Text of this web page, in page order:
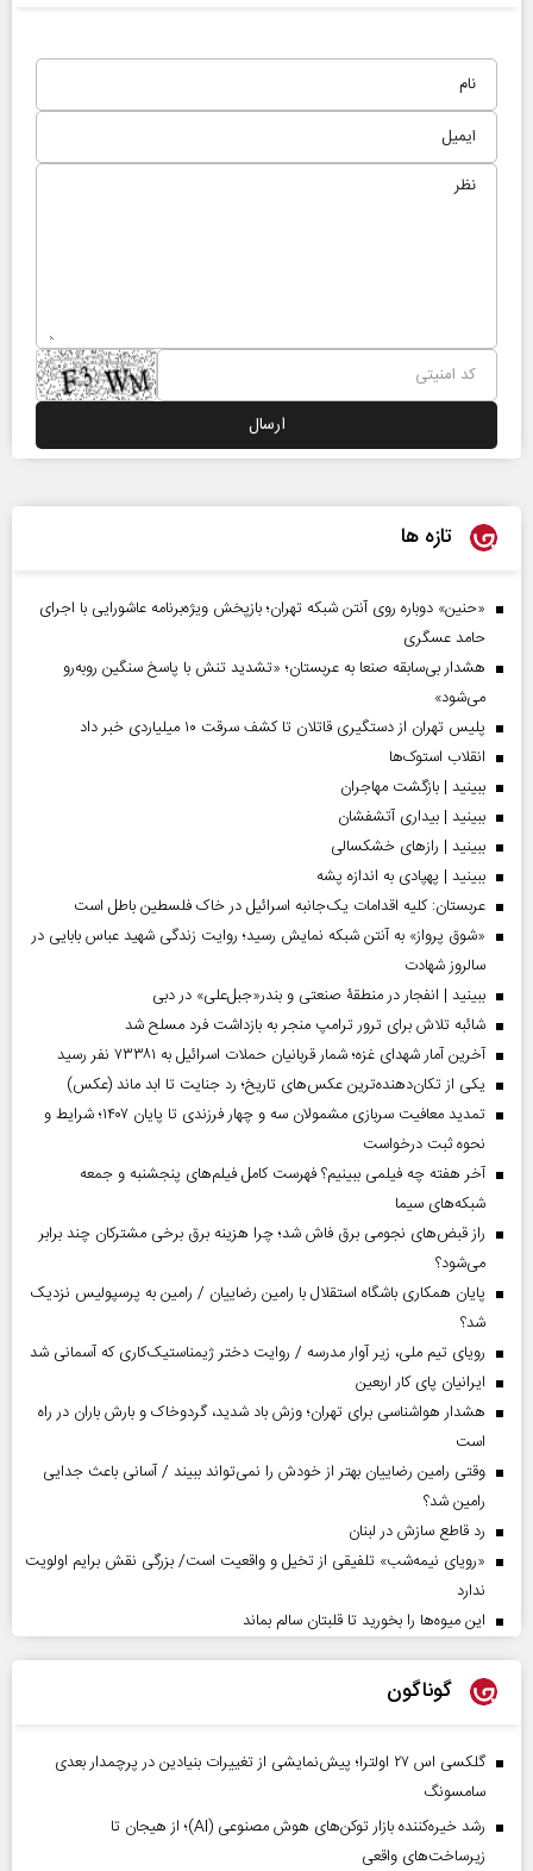
تازه ها
«حنین» دوباره روی آنتن شبکه تهران؛ بازپخش ویژه‌برنامه عاشورایی با اجرای
حامد عسگری
هشدار بی‌سابقه صنعا به عربستان؛ «تشدید تنش با پاسخ سنگین روبه‌رو
می‌شود»
پلیس تهران از دستگیری قاتلان تا کشف سرقت ۱۰ میلیاردی خبر داد
انقلاب استوک‌ها
ببینید | بازگشت مهاجران
ببینید | بیداری آتشفشان
ببینید | رازهای خشکسالی
ببینید | پهپادی به اندازه پشه
عربستان: کلیه اقدامات یک‌جانبه اسرائیل در خاک فلسطین باطل است
«شوق پرواز» به آنتن شبکه نمایش رسید؛ روایت زندگی شهید عباس بابایی در
سالروز شهادت
ببینید | انفجار در منطقۀ صنعتی و بندر«جبل‌علی» در دبی
شائبه تلاش برای ترور ترامپ منجر به بازداشت فرد مسلح شد
آخرین آمار شهدای غزه؛ شمار قربانیان حملات اسرائیل به ۷۳۳۸۱ نفر رسید
یکی از تکان‌دهنده‌ترین عکس‌های تاریخ؛ رد جنایت تا ابد ماند (عکس)
تمدید معافیت سربازی مشمولان سه و چهار فرزندی تا پایان ۱۴۰۷؛ شرایط و
نحوه ثبت درخواست
آخر هفته چه فیلمی ببینیم؟ فهرست کامل فیلم‌های پنجشنبه و جمعه
شبکه‌های سیما
راز قبض‌های نجومی برق فاش شد؛ چرا هزینه برق برخی مشترکان چند برابر
می‌شود؟
پایان همکاری باشگاه استقلال با رامین رضاییان / رامین به پرسپولیس نزدیک
شد؟
رویای تیم ملی، زیر آوار مدرسه / روایت دختر ژیمناستیک‌کاری که آسمانی شد
ایرانیان پای کار اربعین
هشدار هواشناسی برای تهران؛ وزش باد شدید، گردوخاک و بارش باران در راه
است
وقتی رامین رضاییان بهتر از خودش را نمی‌تواند ببیند / آسانی باعث جدایی
رامین شد؟
رد قاطع سازش در لبنان
«رویای نیمه‌شب» تلفیقی از تخیل و واقعیت است/ بزرگی نقش برایم اولویت
ندارد
این میوه‌ها را بخورید تا قلبتان سالم بماند
گوناگون
گلکسی اس ۲۷ اولترا؛ پیش‌نمایشی از تغییرات بنیادین در پرچمدار بعدی
سامسونگ
رشد خیره‌کننده بازار توکن‌های هوش مصنوعی (AI)؛ از هیجان تا
زیرساخت‌های واقعی